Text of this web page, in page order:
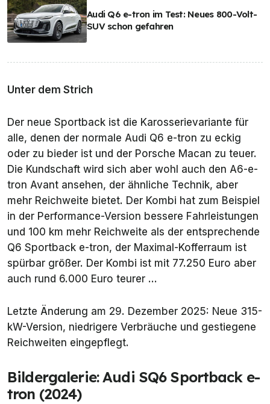
Audi Q6 e-tron im Test: Neues 800-Volt-
SUV schon gefahren
Unter dem Strich
Der neue Sportback ist die Karosserievariante für
alle, denen der normale Audi Q6 e-tron zu eckig
oder zu bieder ist und der Porsche Macan zu teuer.
Die Kundschaft wird sich aber wohl auch den A6-e-
tron Avant ansehen, der ähnliche Technik, aber
mehr Reichweite bietet. Der Kombi hat zum Beispiel
in der Performance-Version bessere Fahrleistungen
und 100 km mehr Reichweite als der entsprechende
Q6 Sportback e-tron, der Maximal-Kofferraum ist
spürbar größer. Der Kombi ist mit 77.250 Euro aber
auch rund 6.000 Euro teurer ...
Letzte Änderung am 29. Dezember 2025: Neue 315-
kW-Version, niedrigere Verbräuche und gestiegene
Reichweiten eingepflegt.
Bildergalerie: Audi SQ6 Sportback e-
tron (2024)